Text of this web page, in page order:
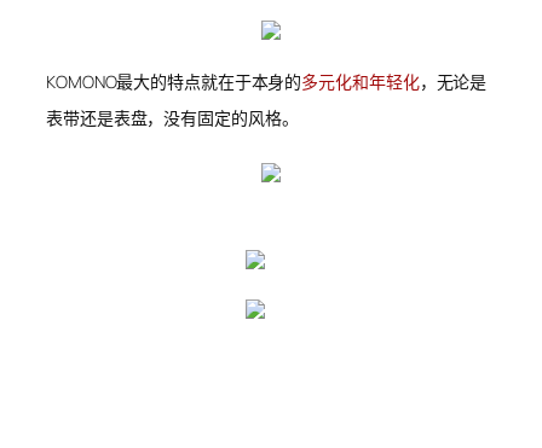
KOMONO最大的特点就在于本身的多元化和年轻化，无论是
表带还是表盘，没有固定的风格。